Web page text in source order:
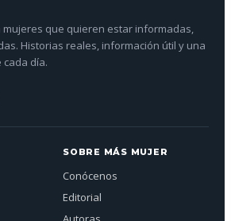
mujeres que quieren estar informadas,
Historias reales, información útil y una
cada día.
SOBRE MÁS MUJER
Conócenos
Editorial